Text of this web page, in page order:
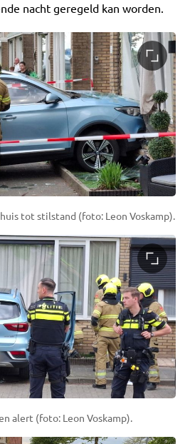
nacht geregeld kan worden.
tot stilstand (foto: Leon Voskamp).
alert (foto: Leon Voskamp).